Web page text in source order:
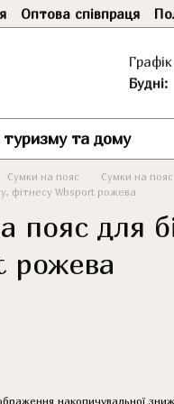
Оптова співпраця
Будні:
та дому
Сумки на пояс
Сумки на
фітнесу Wbsport рожева
пояс для
рожева
накопичувальної